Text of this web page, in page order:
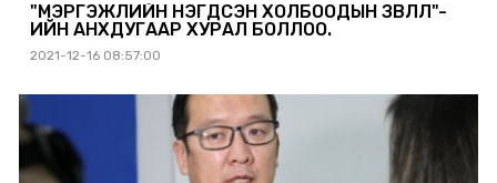
"МЭРГЭЖЛИЙН НЭГДСЭН ХОЛБООДЫН ЗӨВЛӨЛ"-
ИЙН АНХДУГААР ХУРАЛ БОЛЛОО.
2021-12-16 08:57:00